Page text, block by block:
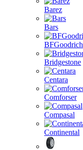
Barez
Bars
BFGoodrich
Bridgestone
Centara
Comforser
Compasal
Continental